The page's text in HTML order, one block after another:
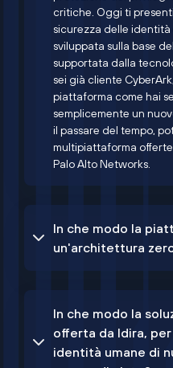
critiche. Oggi ti
sicurezza delle
sviluppata sulla base
supportata dalla
sei già cliente
piattaforma come hai
semplicemente un
il passare del tempo,
multipiattaforma
Palo Alto Networks.
In che modo la
un'architettura
In che modo la
offerta da Idira,
identità umane di